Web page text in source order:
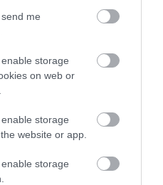
me
storage
on web or
storage
website or app.
storage
de a fenntartható